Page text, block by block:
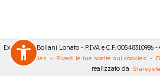
Expert City Bollani Lonato - P.IVA e C.F. 00548310986 -
Cookies - Rivedi le tue scelte sui cookies -
realizzato da